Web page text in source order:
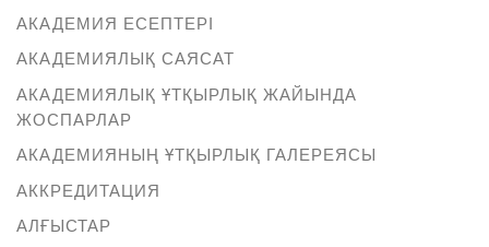
АКАДЕМИЯ ЕСЕПТЕРІ
АКАДЕМИЯЛЫҚ САЯСАТ
АКАДЕМИЯЛЫҚ ҰТҚЫРЛЫҚ ЖАЙЫНДА
ЖОСПАРЛАР
АКАДЕМИЯНЫҢ ҰТҚЫРЛЫҚ ГАЛЕРЕЯСЫ
АККРЕДИТАЦИЯ
АЛҒЫСТАР